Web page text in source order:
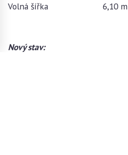
Volná šířka 6,10 m
Nový stav: